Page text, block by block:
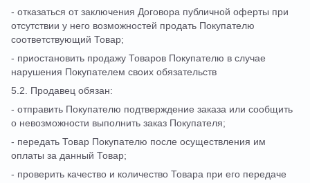
- отказаться от заключения Договора публичной оферты при
отсутствии у него возможностей продать Покупателю
соответствующий Товар;
- приостановить продажу Товаров Покупателю в случае
нарушения Покупателем своих обязательств
5.2. Продавец обязан:
- отправить Покупателю подтверждение заказа или сообщить
о невозможности выполнить заказ Покупателя;
- передать Товар Покупателю после осуществления им
оплаты за данный Товар;
- проверить качество и количество Товара при его передаче